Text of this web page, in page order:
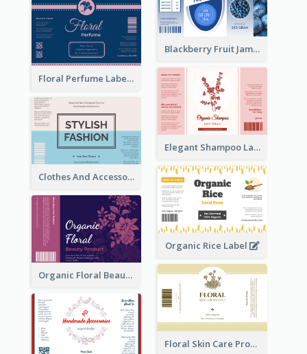
Blackberry Fruit Jam Label
Floral Perfume Label
Elegant Shampoo Label
Clothes And Accessories Label
Organic Rice Label
Organic Floral Beauty Product Label
Floral Skin Care Product Label